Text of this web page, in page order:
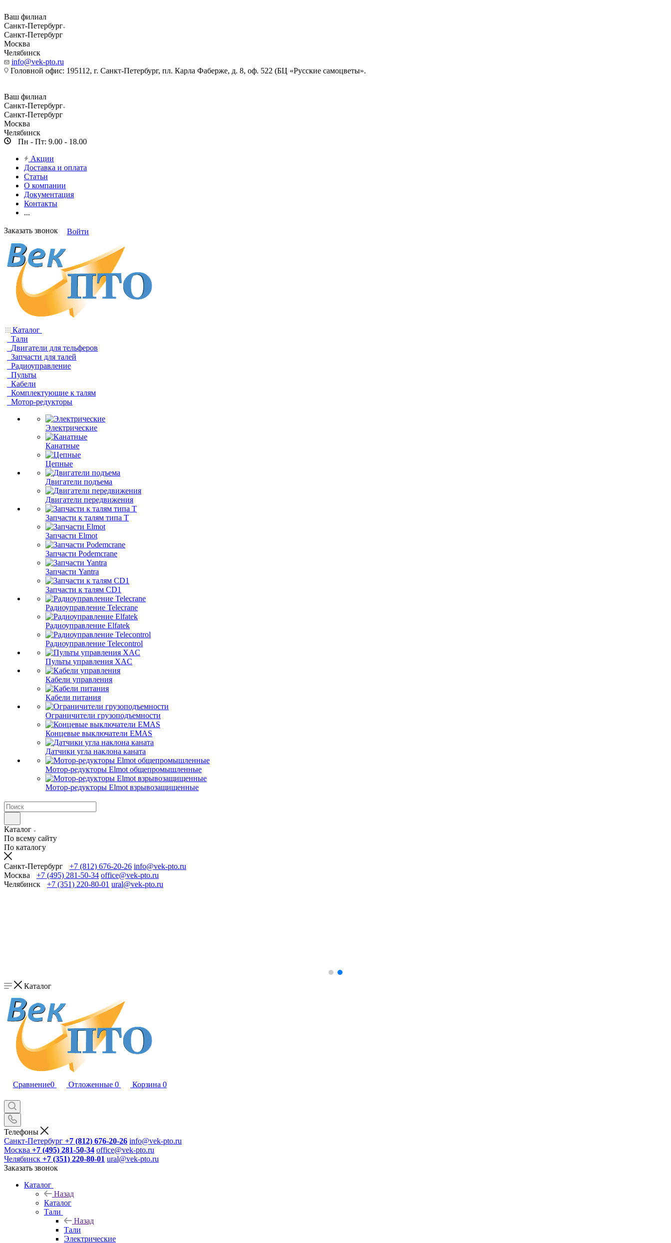
Ваш филиал
Санкт-Петербург
Санкт-Петербург
Москва
Челябинск
info@vek-pto.ru
Головной офис: 195112, г. Санкт-Петербург, пл. Карла Фаберже, д. 8, оф. 522 (БЦ «Русские самоцветы».
Ваш филиал
Санкт-Петербург
Санкт-Петербург
Москва
Челябинск
Пн - Пт: 9.00 - 18.00
Акции
Доставка и оплата
Статьи
О компании
Документация
Контакты
...
Заказать звонок Войти
Каталог
Тали
Двигатели для тельферов
Запчасти для талей
Радиоуправление
Пульты
Кабели
Комплектующие к талям
Мотор-редукторы
Электрические
Канатные
Цепные
Двигатели подъема
Двигатели передвижения
Запчасти к талям типа Т
Запчасти Elmot
Запчасти Podemcrane
Запчасти Yantra
Запчасти к талям CD1
Радиоуправление Telecrane
Радиоуправление Elfatek
Радиоуправление Telecontrol
Пульты управления XAC
Кабели управления
Кабели питания
Ограничители грузоподъемности
Концевые выключатели EMAS
Датчики угла наклона каната
Мотор-редукторы Elmot общепромышленные
Мотор-редукторы Elmot взрывозащищенные
Каталог
По всему сайту
По каталогу
Санкт-Петербург +7 (812) 676-20-26 info@vek-pto.ru
Москва
+7 (495) 281-50-34 office@vek-pto.ru
Челябинск
+7 (351) 220-80-01 ural@vek-pto.ru
Каталог
Сравнение0 Отложенные 0 Корзина 0
Телефоны
Санкт-Петербург +7 (812) 676-20-26 info@vek-pto.ru
Москва +7 (495) 281-50-34 office@vek-pto.ru
Челябинск +7 (351) 220-80-01 ural@vek-pto.ru
Заказать звонок
Каталог
Назад
Каталог
Тали
Назад
Тали
Электрические